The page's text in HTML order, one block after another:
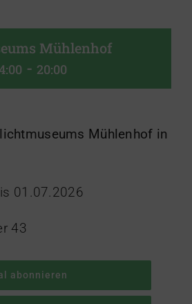
Mühlenhof
- 20:00
Mühlenhof in
01.07.2026
43
abonnieren